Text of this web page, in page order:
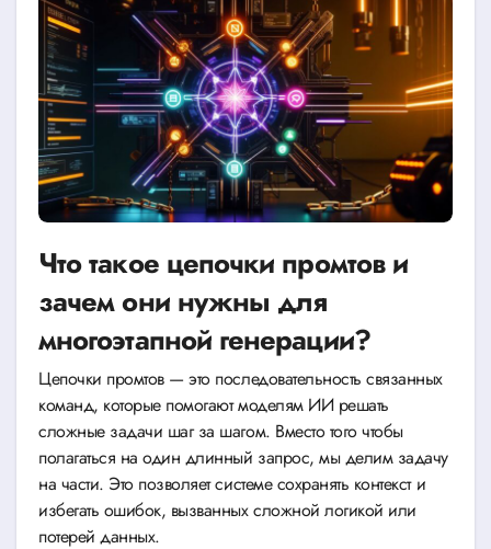
Что такое цепочки промтов и
зачем они нужны для
многоэтапной генерации?
Цепочки промтов — это последовательность связанных
команд, которые помогают моделям ИИ решать
сложные задачи шаг за шагом. Вместо того чтобы
полагаться на один длинный запрос, мы делим задачу
на части. Это позволяет системе сохранять контекст и
избегать ошибок, вызванных сложной логикой или
потерей данных.